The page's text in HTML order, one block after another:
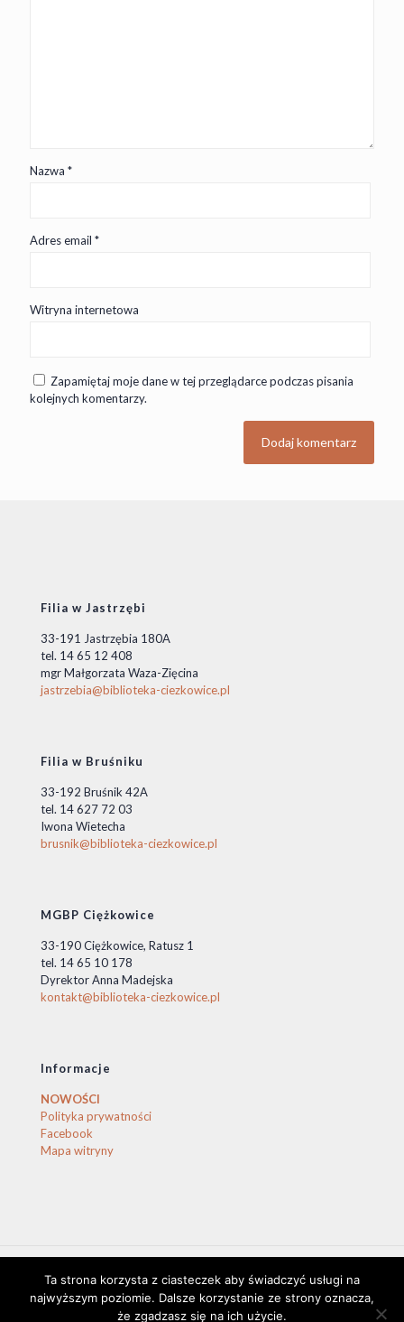
Nazwa *
Adres email *
Witryna internetowa
Zapamiętaj moje dane w tej przeglądarce podczas pisania
kolejnych komentarzy.
Filia w Jastrzębi
33-191 Jastrzębia 180A
tel. 14 65 12 408
mgr Małgorzata Waza-Zięcina
jastrzebia@biblioteka-ciezkowice.pl
Filia w Bruśniku
33-192 Bruśnik 42A
tel. 14 627 72 03
Iwona Wietecha
brusnik@biblioteka-ciezkowice.pl
MGBP Ciężkowice
33-190 Ciężkowice, Ratusz 1
tel. 14 65 10 178
Dyrektor Anna Madejska
kontakt@biblioteka-ciezkowice.pl
Informacje
NOWOŚCI
Polityka prywatności
Facebook
Mapa witryny
© 2020 Biblioteka Ciężkowice. © by stasio
Ta strona korzysta z ciasteczek aby świadczyć usługi na
najwyższym poziomie. Dalsze korzystanie ze strony oznacza,
że zgadzasz się na ich użycie.